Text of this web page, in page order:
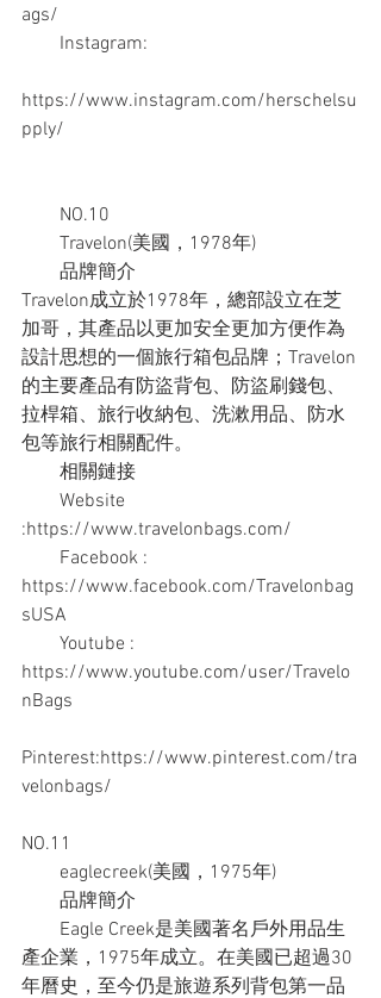
ags/
Instagram:
https://www.instagram.com/herschelsu
pply/
NO.10
Travelon(美國，1978年)
品牌簡介
Travelon成立於1978年，總部設立在芝
加哥，其產品以更加安全更加方便作為
設計思想的一個旅行箱包品牌；Travelon
的主要產品有防盜背包、防盜刷錢包、
拉桿箱、旅行收納包、洗漱用品、防水
包等旅行相關配件。
相關鏈接
Website
:https://www.travelonbags.com/
Facebook :
https://www.facebook.com/Travelonbag
sUSA
Youtube :
https://www.youtube.com/user/Travelo
nBags
Pinterest:https://www.pinterest.com/tra
velonbags/
NO.11
eaglecreek(美國，1975年)
品牌簡介
Eagle Creek是美國著名戶外用品生
產企業，1975年成立。在美國已超過30
年曆史，至今仍是旅遊系列背包第一品